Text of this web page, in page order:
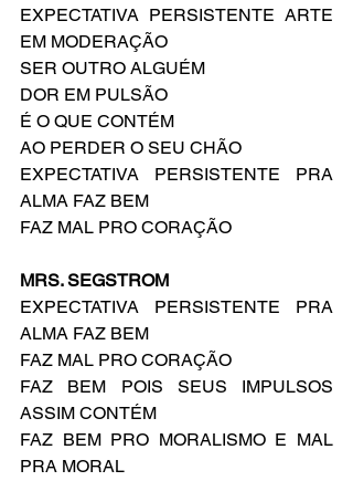
EXPECTATIVA PERSISTENTE ARTE
EM MODERAÇÃO
SER OUTRO ALGUÉM
DOR EM PULSÃO
É O QUE CONTÉM
AO PERDER O SEU CHÃO
EXPECTATIVA PERSISTENTE PRA
ALMA FAZ BEM
FAZ MAL PRO CORAÇÃO
MRS. SEGSTROM
EXPECTATIVA PERSISTENTE PRA
ALMA FAZ BEM
FAZ MAL PRO CORAÇÃO
FAZ BEM POIS SEUS IMPULSOS
ASSIM CONTÉM
FAZ BEM PRO MORALISMO E MAL
PRA MORAL